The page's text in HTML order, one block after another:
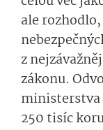
ale
z
zákonu.
ministerstva
250 tisíc